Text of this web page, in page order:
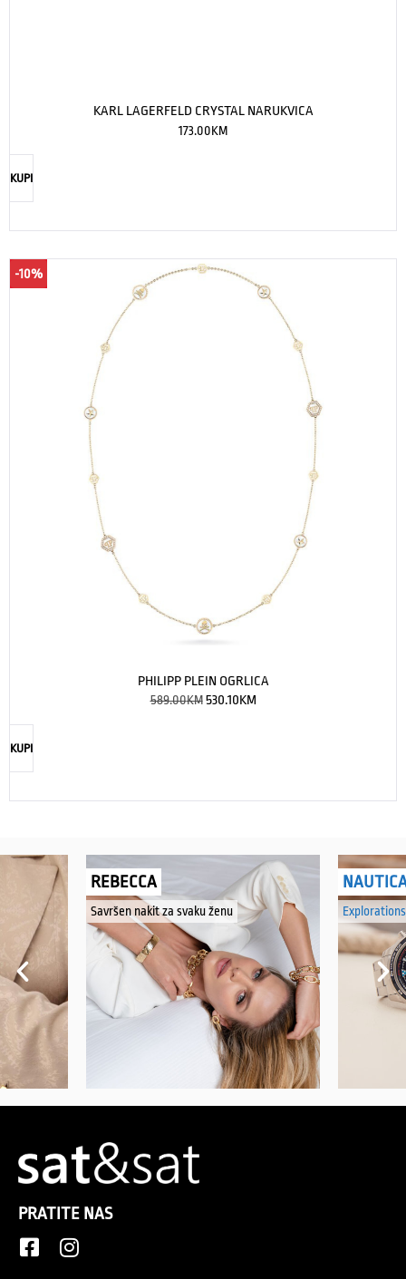
KARL LAGERFELD CRYSTAL NARUKVICA
173.00KM
KUPI
-10%
PHILIPP PLEIN OGRLICA
589.00KM 530.10KM
KUPI
REBECCA
Savršen nakit za svaku ženu
PRATITE NAS